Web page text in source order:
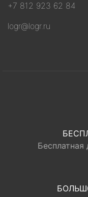
+7 812 923 62 84
logr@logr.ru